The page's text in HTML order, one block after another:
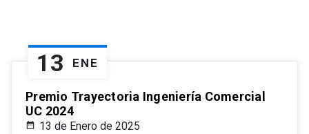
13 ENE
Premio Trayectoria Ingeniería Comercial
UC 2024
13 de Enero de 2025